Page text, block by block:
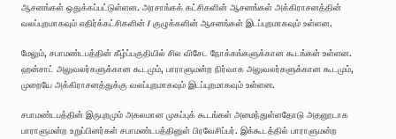
ஆசனங்கள் ஒதுக்கப்பட்டுள்ளன. அரசாங்கக் கட்சிகளின் ஆசனங்கள் அக்கிராசனத்தின்
வலப்புறமாகவும் எதிர்க்கட்சிகளின் / குழுக்களின் ஆசனங்கள் இடப்புறமாகவும் உள்ளன.
மேலும், சபாமண்டபத்தின் கீழ்ப்பகுதியில் சில விசேட நோக்கங்களுக்கான கூடங்கள் உள்ளன.
ஹன்சாட் அலுவலர்களுக்கான கூடமும், பாராளுமன்ற நிர்வாக அலுவலர்களுக்கான கூடமும்,
முறையே அக்கிராசனத்துக்கு வலப்புறமாகவும் இடப்புறமாகவும் உள்ளன.
சபாமண்டபத்தின் இருபுறமும் அகலமான முகப்புக் கூடங்கள் அமைந்துள்ளதோடு அதனூடாக
பாராளுமன்ற உறுப்பினர்கள் சபாமண்டபத்தினுள் பிரவேசிப்பர். இக்கூடத்தில் பாராளுமன்ற